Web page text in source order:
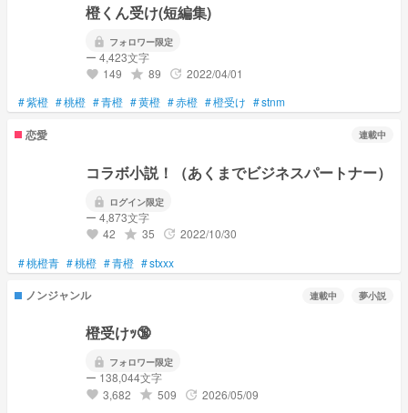
橙くん受け(短編集)
lock フォロワー限定
ー 4,423文字
favorite 149 grade 89 update 2022/04/01
#紫橙 #桃橙 #青橙 #黄橙 #赤橙 #橙受け #stnm
恋愛 連載中
コラボ小説！（あくまでビジネスパートナー）
lock ログイン限定
ー 4,873文字
favorite 42 grade 35 update 2022/10/30
#桃橙青 #桃橙 #青橙 #stxxx
ノンジャンル 連載中 夢小説
橙受けｯ🔞
lock フォロワー限定
ー 138,044文字
favorite 3,682 grade 509 update 2026/05/09